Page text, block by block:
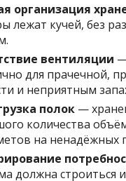
организация
лежат кучей, без
вентиляции
для прачечной,
и неприятным
полок —
количества
на ненадёжных
должна строиться